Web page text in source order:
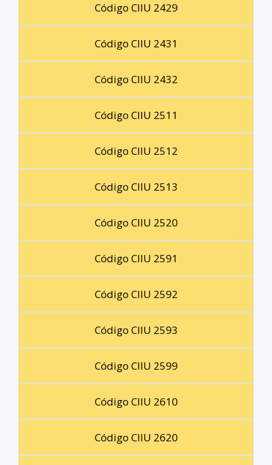
Código CIIU 2429
Código CIIU 2431
Código CIIU 2432
Código CIIU 2511
Código CIIU 2512
Código CIIU 2513
Código CIIU 2520
Código CIIU 2591
Código CIIU 2592
Código CIIU 2593
Código CIIU 2599
Código CIIU 2610
Código CIIU 2620